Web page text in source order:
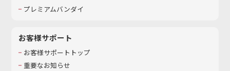
プレミアムバンダイ
お客様サポート
お客様サポートトップ
重要なお知らせ